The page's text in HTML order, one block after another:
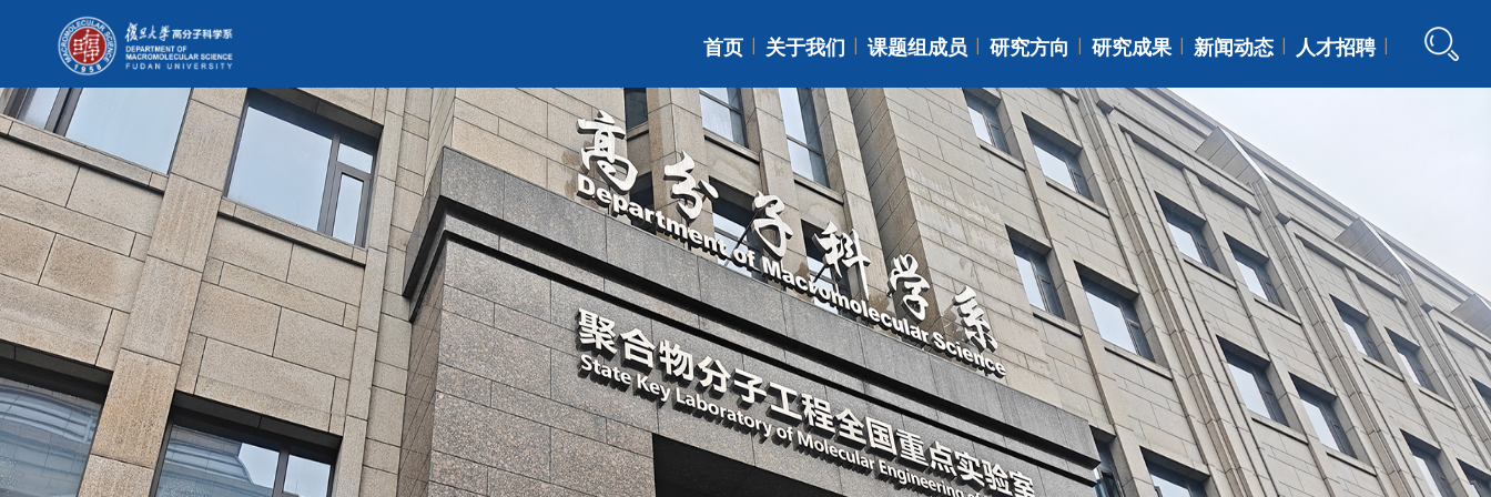
首页 关于我们 课题组成员 研究方向 研究成果 新闻动态 人才招聘